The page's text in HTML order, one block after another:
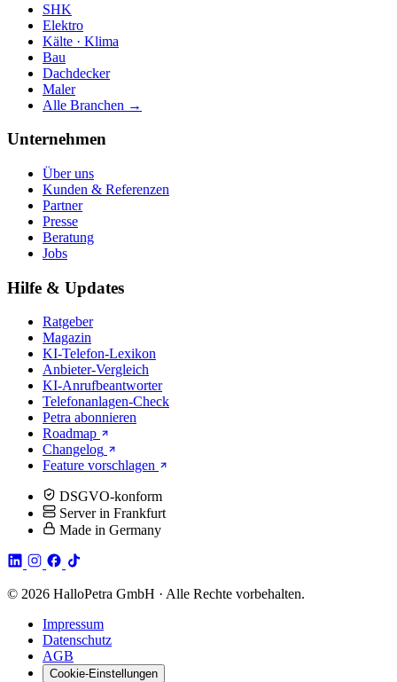
SHK
Elektro
Kälte · Klima
Bau
Dachdecker
Maler
Alle Branchen →
Unternehmen
Über uns
Kunden & Referenzen
Partner
Presse
Beratung
Jobs
Hilfe & Updates
Ratgeber
Magazin
KI-Telefon-Lexikon
Anbieter-Vergleich
KI-Anrufbeantworter
Telefonanlagen-Check
Petra abonnieren
Roadmap
Changelog
Feature vorschlagen
DSGVO-konform
Server in Frankfurt
Made in Germany
© 2026 HalloPetra GmbH · Alle Rechte vorbehalten.
Impressum
Datenschutz
AGB
Cookie-Einstellungen